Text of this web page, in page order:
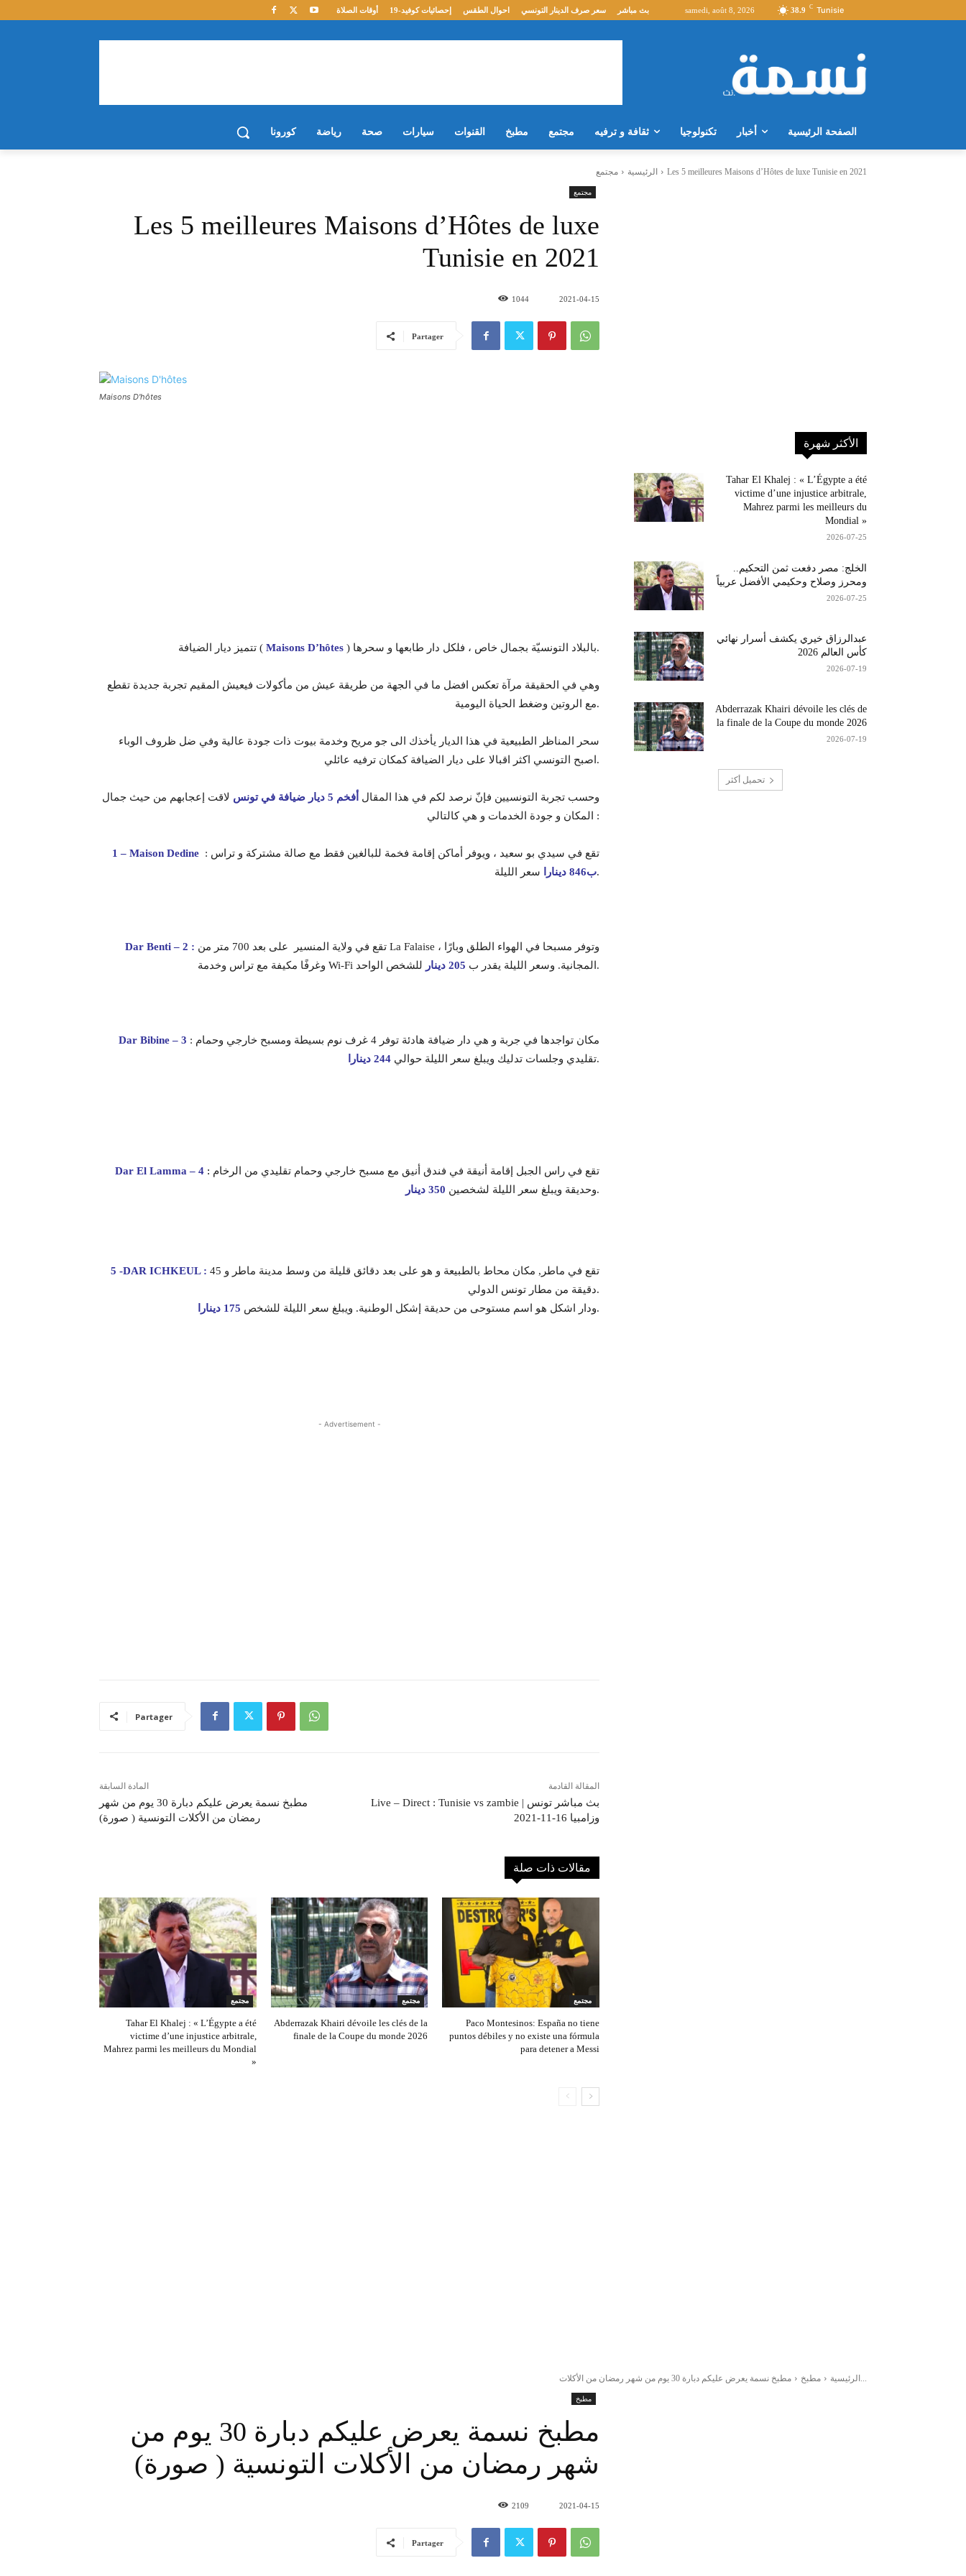
38.9 C Tunisie
samedi, août 8, 2026 أوقات الصلاة إحصائيات كوفيد-19 احوال الطقس سعر صرف الدينار التونسي بث مباشر
الصفحة الرئيسية أخبار تكنولوجيا ثقافة و ترفيه مجتمع مطبخ القنوات سيارات صحة رياضة كورونا
الرئيسية مجتمع
Les 5 meilleures Maisons d’Hôtes de luxe Tunisie en 2021
مجتمع
Les 5 meilleures Maisons d’Hôtes de luxe
Tunisie en 2021
2021-04-15
1044
Partager
Maisons D'hôtes
تتميز ديار الضيافة ( Maisons D’hôtes ) بالبلاد التونسيّة بجمال خاص ، فلكل دار طابعها و سحرها.
وهي في الحقيقة مرآة تعكس افضل ما في الجهة من طريقة عيش من مأكولات فيعيش المقيم تجربة جديدة تقطع
مع الروتين وضغط الحياة اليومية.
سحر المناظر الطبيعية في هذا الديار يأخذك الى جو مريح وخدمة بيوت ذات جودة عالية وفي ضل ظروف الوباء
اصبح التونسي اكثر اقبالا على ديار الضيافة كمكان ترفيه عائلي.
وحسب تجربة التونسيين فإنّ نرصد لكم في هذا المقال أفخم 5 ديار ضيافة في تونس
لاقت إعجابهم من حيث جمال
المكان و جودة الخدمات و هي كالتالي :
1 – Maison Dedine
: تقع في سيدي بو سعيد ، ويوفر أماكن إقامة فخمة للبالغين فقط مع صالة مشتركة و تراس
ب846 ديناراسعر الليلة.
Dar Benti – 2 : تقع في ولاية المنسير على بعد 700 متر من La Falaise ، وتوفر مسبحا في الهواء الطلق وبارًا
وغرفًا مكيفة مع تراس وخدمة Wi-Fi المجانية. وسعر الليلة يقدر ب 205 دينار للشخص الواحد.
Dar Bibine – 3 : مكان تواجدها في جربة و هي دار ضيافة هادئة توفر 4 غرف نوم بسيطة ومسبح خارجي وحمام
تقليدي وجلسات تدليك ويبلغ سعر الليلة حوالي 244 دينارا .
Dar El Lamma – 4 :
وحديقة ويبلغ سعر الليلة لشخصين 350 دينار .
5 -DAR ICHKEUL :
دقيقة من مطار تونس الدولي.
ودار اشكل هو اسم مستوحى من حديقة إشكل الوطنية. ويبلغ سعر الليلة للشخص 175 دينارا .
- Advertisement -
Partager
المادة السابقة
مطبخ نسمة يعرض عليكم دبارة 30 يوم من شهر
رمضان من الأكلات التونسية ( صورة)
المقالة القادمة
Live – Direct : Tunisie vs zambie | بث مباشر تونس
وزامبيا 16-11-2021
مقالات ذات صلة
مجتمع
Tahar El Khalej : « L’Égypte a été
victime d’une injustice arbitrale,
Mahrez parmi les meilleurs du Mondial
»
مجتمع
Abderrazak Khairi dévoile les clés de la
finale de la Coupe du monde 2026
مجتمع
Paco Montesinos: España no tiene
puntos débiles y no existe una fórmula
para detener a Messi
الأكثر شهرة
Tahar El Khalej : « L’Égypte a été
victime d’une injustice arbitrale,
Mahrez parmi les meilleurs du
Mondial »
2026-07-25
الخلج: مصر دفعت ثمن التحكيم..
ومحرز وصلاح وحكيمي الأفضل عربياً
2026-07-25
عبدالرزاق خيري يكشف أسرار نهائي
كأس العالم 2026
2026-07-19
Abderrazak Khairi dévoile les clés de
la finale de la Coupe du monde 2026
2026-07-19
تحميل أكثر